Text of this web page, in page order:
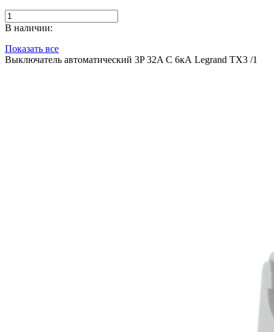
В наличии:
Показать все
Выключатель автоматический 3P 32A С 6кА Legrand TX3 /1